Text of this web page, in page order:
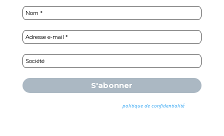
politique de confidentialitépour
plus d’informations.